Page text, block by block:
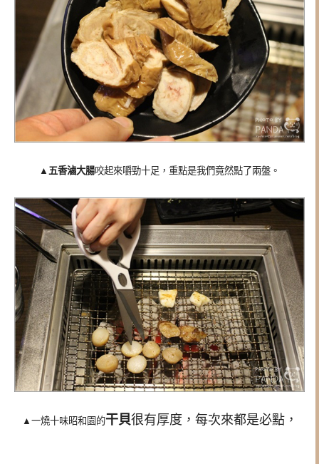
▲ 五香滷大腸咬起來嚼勁十足，重點是我們竟然點了兩盤。
▲一燒十味昭和園的干貝很有厚度，每次來都是必點，